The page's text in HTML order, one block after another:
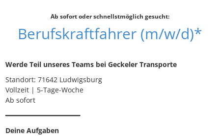
Ab sofort oder schnellstmöglich gesucht:
Berufskraftfahrer (m/w/d)*
Werde Teil unseres Teams bei Geckeler Transporte
Standort: 71642 Ludwigsburg
Vollzeit | 5-Tage-Woche
Ab sofort
━━━━━━━━━━━━━━━━━━━
Deine Aufgaben